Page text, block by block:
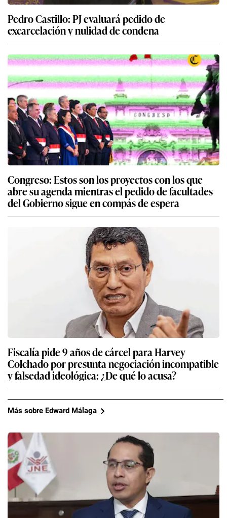
Pedro Castillo: PJ evaluará pedido de
excarcelación y nulidad de condena
Congreso: Estos son los proyectos con los que
abre su agenda mientras el pedido de facultades
del Gobierno sigue en compás de espera
Fiscalía pide 9 años de cárcel para Harvey
Colchado por presunta negociación incompatible
y falsedad ideológica: ¿De qué lo acusa?
Más sobre Edward Málaga